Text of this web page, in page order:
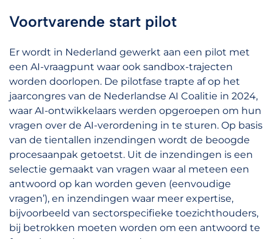
Voortvarende start pilot
Er wordt in Nederland gewerkt aan een pilot met
een AI-vraagpunt waar ook sandbox-trajecten
worden doorlopen. De pilotfase trapte af op het
jaarcongres van de Nederlandse AI Coalitie in 2024,
waar AI-ontwikkelaars werden opgeroepen om hun
vragen over de AI-verordening in te sturen. Op basis
van de tientallen inzendingen wordt de beoogde
procesaanpak getoetst. Uit de inzendingen is een
selectie gemaakt van vragen waar al meteen een
antwoord op kan worden geven (eenvoudige
vragen’), en inzendingen waar meer expertise,
bijvoorbeeld van sectorspecifieke toezichthouders,
bij betrokken moeten worden om een antwoord te